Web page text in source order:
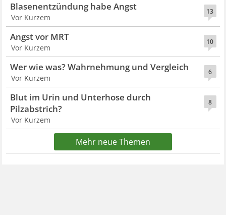
13
Blasenentzündung habe Angst
Vor Kurzem
10
Angst vor MRT
Vor Kurzem
6
Wer wie was? Wahrnehmung und Vergleich
Vor Kurzem
8
Blut im Urin und Unterhose durch
Pilzabstrich?
Vor Kurzem
Mehr neue Themen